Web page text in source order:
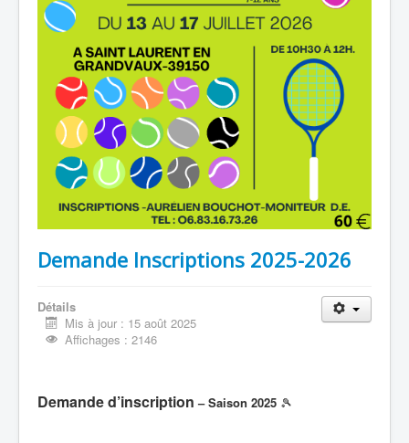
Demande Inscriptions 2025-2026
Détails
Mis à jour : 15 août 2025
Affichages : 2146
Demande d’inscription – Saison 2025 🎾